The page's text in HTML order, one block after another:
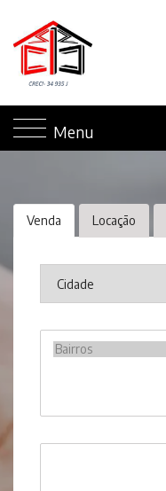
Menu
Venda Locação